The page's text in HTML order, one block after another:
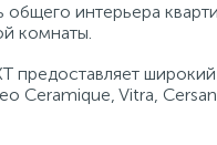
интерьера
комнаты.
Ceramique, Vitra,